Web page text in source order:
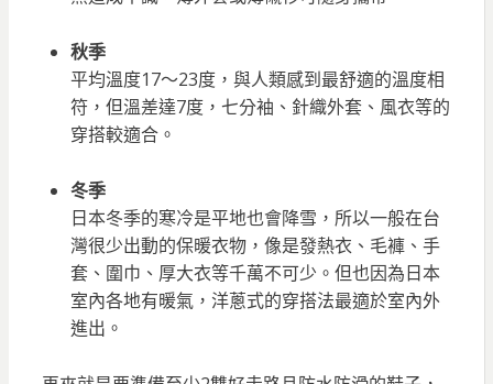
秋季
平均溫度17～23度，與人類感到最舒適的溫度相
符，但溫差達7度，七分袖、針織外套、風衣等的
穿搭較適合。
冬季
日本冬季的寒冷是平地也會降雪，所以一般在台
灣很少出動的保暖衣物，像是發熱衣、毛褲、手
套、圍巾、厚大衣等千萬不可少。但也因為日本
室內各地有暖氣，洋蔥式的穿搭法最適於室內外
進出。